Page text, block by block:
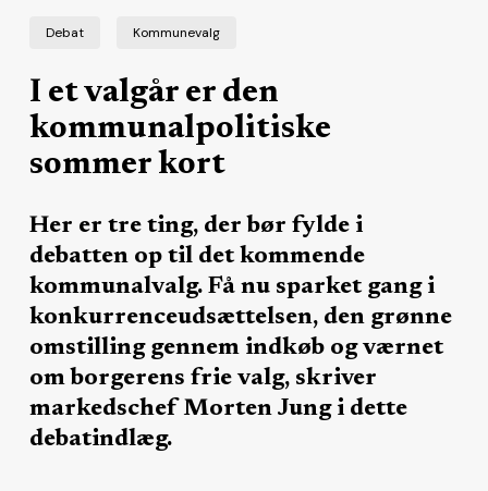
Debat Kommunevalg
I et valgår er den
kommunalpolitiske
sommer kort
Her er tre ting, der bør fylde i
debatten op til det kommende
kommunalvalg. Få nu sparket gang i
konkurrenceudsættelsen, den grønne
omstilling gennem indkøb og værnet
om borgerens frie valg, skriver
markedschef Morten Jung i dette
debatindlæg.